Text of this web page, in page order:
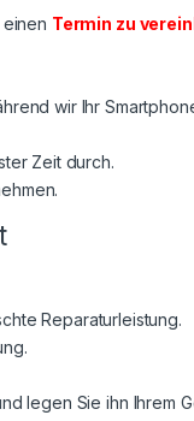
Termin zu
wir Ihr
Zeit durch.
Reparaturleistung.
legen Sie ihn Ihrem